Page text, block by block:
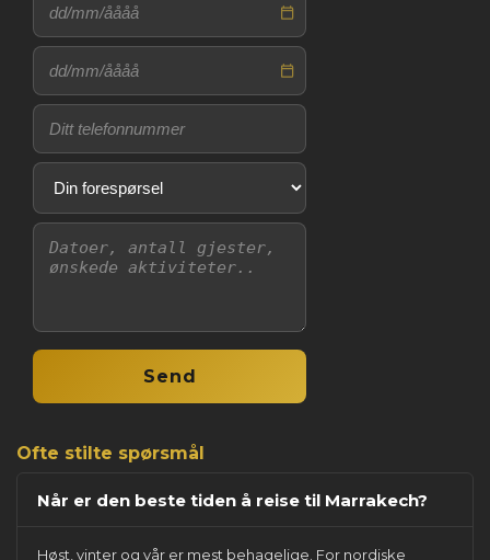
Ofte stilte spørsmål
Når er den beste tiden å reise til Marrakech?
Høst, vinter og vår er mest behagelige. For nordiske